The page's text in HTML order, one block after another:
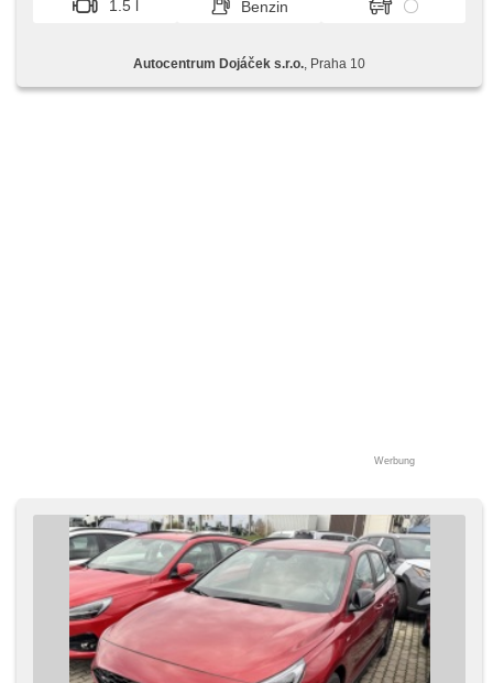
Sitze, hands free, 2-Zonen Klimaanlage, Bluetooth,
telefonů, parkovací senzory přední, parkovací senzory
zadní, asistent rozjezdu do kopce (HSA), LED denní
1.5 l
Benzin
Autocentrum Dojáček s.r.o. , Praha 10
Werbung